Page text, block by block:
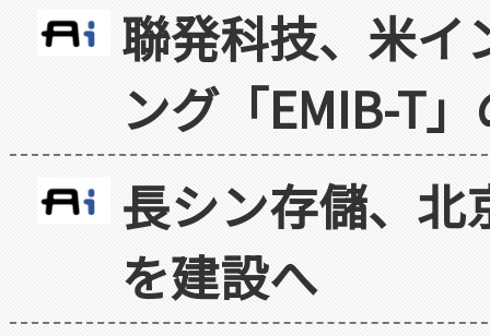
聯発科技、米イ
ング「EMIB-T
長シン存儲、北
を建設へ